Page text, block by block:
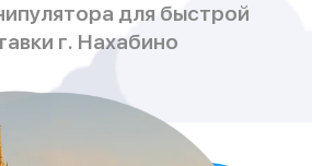
для быстрой
г. Нахабино